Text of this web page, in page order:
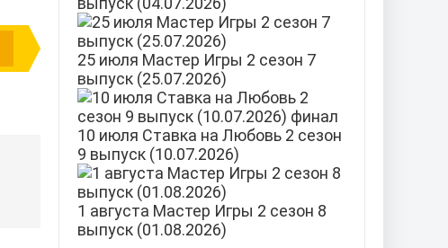
25 июля Мастер Игры 2 сезон 7
выпуск (25.07.2026)
10 июля Ставка на Любовь 2 сезон
9 выпуск (10.07.2026)
1 августа Мастер Игры 2 сезон 8
выпуск (01.08.2026)